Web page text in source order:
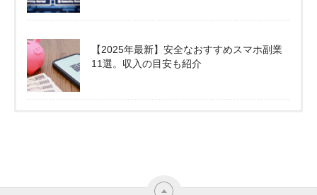
【2025年最新】安全なおすすめスマホ副業
11選。収入の目安も紹介